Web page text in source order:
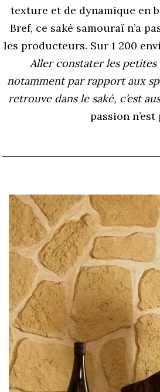
texture et de dynamique en
Bref, ce saké samouraï n’a
les producteurs. Sur 1 200
Aller constater les
notamment par rapport aux
retrouve dans le saké, c’est
passion